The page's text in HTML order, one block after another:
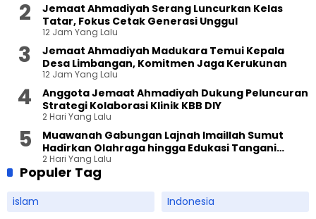
Jemaat Ahmadiyah Serang Luncurkan Kelas
Tatar, Fokus Cetak Generasi Unggul
12 Jam Yang Lalu
Jemaat Ahmadiyah Madukara Temui Kepala
Desa Limbangan, Komitmen Jaga Kerukunan
12 Jam Yang Lalu
Anggota Jemaat Ahmadiyah Dukung Peluncuran
Strategi Kolaborasi Klinik KBB DIY
2 Hari Yang Lalu
Muawanah Gabungan Lajnah Imaillah Sumut
Hadirkan Olahraga hingga Edukasi Tangani
Sampah
2 Hari Yang Lalu
Populer Tag
islam
Indonesia